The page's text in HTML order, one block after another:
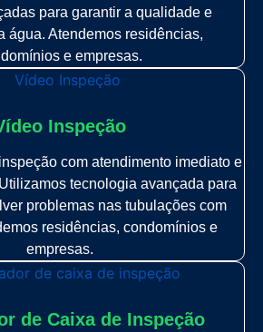
para garantir a qualidade e
água. Atendemos residências,
e empresas.
Inspeção
com atendimento imediato e
tecnologia avançada para
problemas nas tubulações com
residências, condomínios e
empresas.
de Caixa de Inspeção